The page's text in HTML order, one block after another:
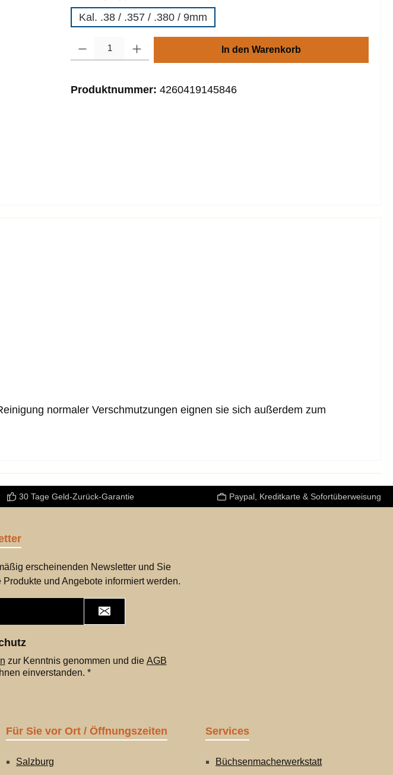
Kal. .38 / .357 / .380 / 9mm
In den Warenkorb
Produktnummer: 4260419145846
normaler Verschmutzungen eignen sie sich außerdem zum
30 Tage Geld-Zurück-Garantie Paypal, Kreditkarte & Sofortüberweisung
erscheinenden Newsletter und Sie
und Angebote informiert werden.
zur Kenntnis genommen und die AGB
einverstanden. *
Für Sie vor Ort / Öffnungszeiten
Salzburg
Services
Büchsenmacherwerkstatt